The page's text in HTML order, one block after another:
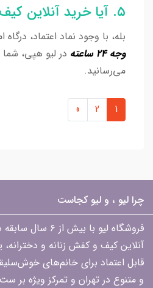
۵. آیا خرید آنلاین کیف زنانه امن است؟
بله، با وجود نماد اعتماد،
وجه ۲۴ ساعته
در لیو هپی،
می‌رسانید.
1
2
»
چرا لیو ، و لیو کجاست
فروشگاه لیو با
آنلاین کیف و کفش زنانه و
قابل اعتماد برای خانم‌های
و متنوع در تهران و تمرکز ویژه